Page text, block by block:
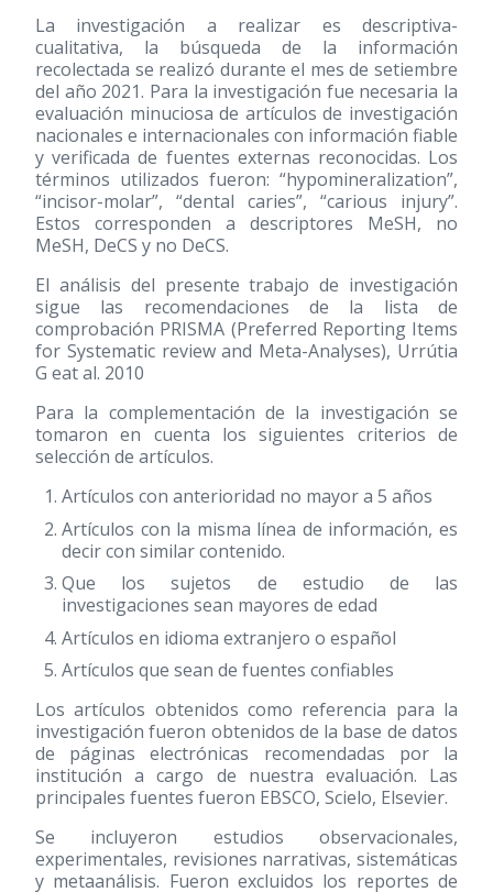
La investigación a realizar es descriptiva-
cualitativa, la búsqueda de la información
recolectada se realizó durante el mes de setiembre
del año 2021. Para la investigación fue necesaria la
evaluación minuciosa de artículos de investigación
nacionales e internacionales con información fiable
y verificada de fuentes externas reconocidas. Los
términos utilizados fueron: “hypomineralization”,
“incisor-molar”, “dental caries”, “carious injury”.
Estos corresponden a descriptores MeSH, no
MeSH, DeCS y no DeCS.
El análisis del presente trabajo de investigación
sigue las recomendaciones de la lista de
comprobación PRISMA (Preferred Reporting Items
for Systematic review and Meta-Analyses), Urrútia
G eat al. 2010
Para la complementación de la investigación se
tomaron en cuenta los siguientes criterios de
selección de artículos.
Artículos con anterioridad no mayor a 5 años
Artículos con la misma línea de información, es
decir con similar contenido.
Que los sujetos de estudio de las
investigaciones sean mayores de edad
Artículos en idioma extranjero o español
Artículos que sean de fuentes confiables
Los artículos obtenidos como referencia para la
investigación fueron obtenidos de la base de datos
de páginas electrónicas recomendadas por la
institución a cargo de nuestra evaluación. Las
principales fuentes fueron EBSCO, Scielo, Elsevier.
Se incluyeron estudios observacionales,
experimentales, revisiones narrativas, sistemáticas
y metaanálisis. Fueron excluidos los reportes de